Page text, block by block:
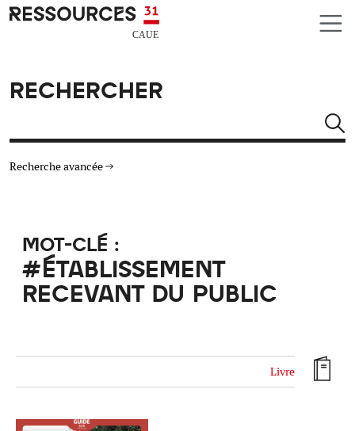
Aller au contenu principal
CAUE RESSOURCES 31
RECHERCHER
Recherche avancée
TYPE DE RESSOURCES
MATÉRIAUX
MOT-CLÉ :
#ÉTABLISSEMENT
RECEVANT DU PUBLIC
Livre